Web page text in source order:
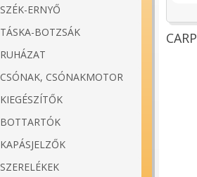
SZÉK-ERNYŐ
TÁSKA-BOTZSÁK
RUHÁZAT
CSÓNAK, CSÓNAKMOTOR
KIEGÉSZÍTŐK
BOTTARTÓK
KAPÁSJELZŐK
SZERELÉKEK